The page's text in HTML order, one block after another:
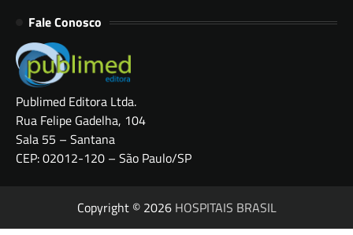
Fale Conosco
Publimed Editora Ltda.
Rua Felipe Gadelha, 104
Sala 55 – Santana
CEP: 02012-120 – São Paulo/SP
Copyright © 2026 HOSPITAIS BRASIL